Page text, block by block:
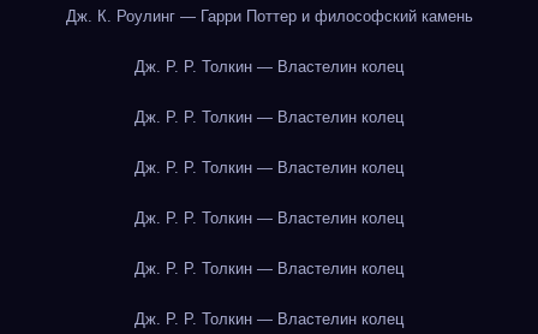
Дж. К. Роулинг — Гарри Поттер и философский камень
Дж. Р. Р. Толкин — Властелин колец
Дж. Р. Р. Толкин — Властелин колец
Дж. Р. Р. Толкин — Властелин колец
Дж. Р. Р. Толкин — Властелин колец
Дж. Р. Р. Толкин — Властелин колец
Дж. Р. Р. Толкин — Властелин колец